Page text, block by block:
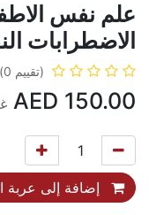
علم نفس
الاضطرابات
(تقييم 0)
150.00
إضافة إلى عربة